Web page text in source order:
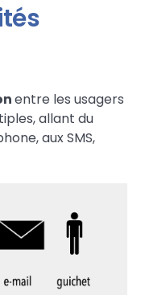
entre les usagers
allant du
aux SMS,